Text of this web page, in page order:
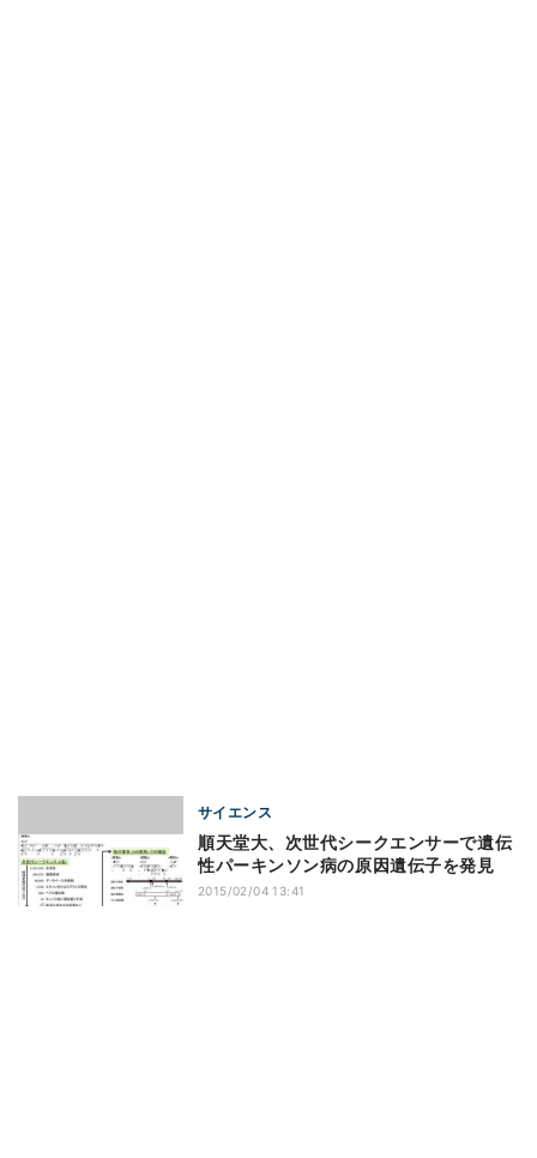
サイエンス
順天堂大、次世代シークエンサーで遺伝
性パーキンソン病の原因遺伝子を発見
2015/02/04 13:41